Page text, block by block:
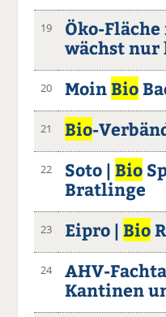
19
Öko-
wächst
20 MoinBio
21 Bio-
22 Soto |Bio
Bratlinge
23 Eipro |Bio
24 AHV-
Kantinen